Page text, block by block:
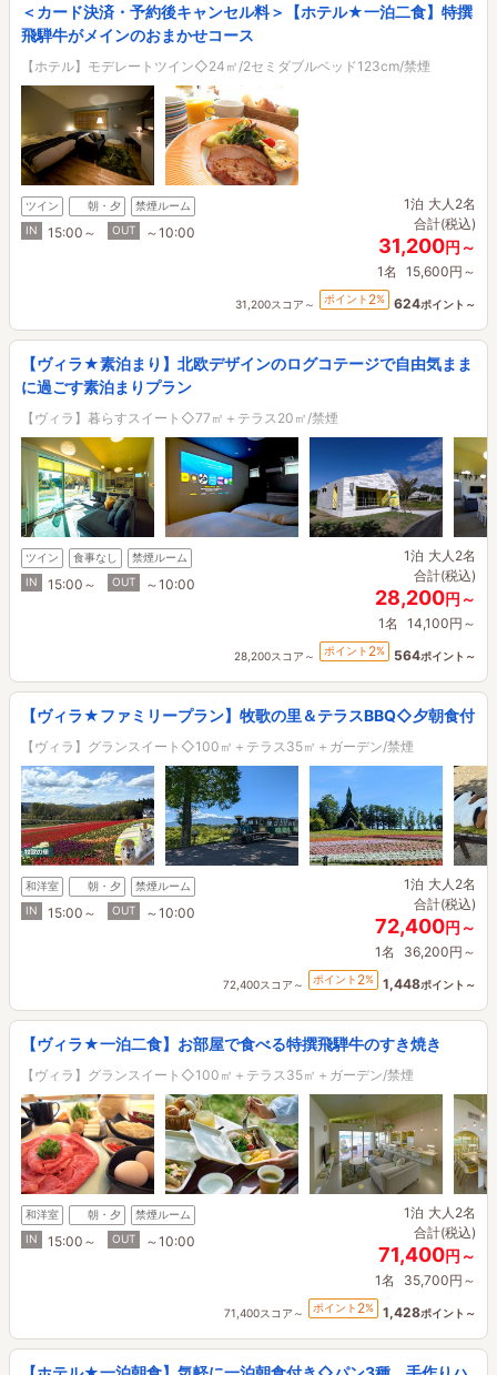
＜カード決済・予約後キャンセル料＞【ホテル★一泊二食】特撰
飛騨牛がメインのおまかせコース
【ホテル】モデレートツイン◇24㎡/2セミダブルベッド123cm/禁煙
ツイン 朝・夕
禁煙ルーム
IN
15:00～ OUT ～10:00
1泊 大人2名
合計(税込)
31,200円～
1名 15,600円～
31,200スコア～ ポイント 2% 624ポイント～
【ヴィラ★素泊まり】北欧デザインのログコテージで自由気まま
に過ごす素泊まりプラン
【ヴィラ】暮らすスイート◇77㎡＋テラス20㎡/禁煙
ツイン 食事なし
禁煙ルーム
IN
15:00～ OUT ～10:00
1泊 大人2名
合計(税込)
28,200円～
1名 14,100円～
28,200スコア～ ポイント 2% 564ポイント～
【ヴィラ★ファミリープラン】牧歌の里＆テラスBBQ◇夕朝食付
【ヴィラ】グランスイート◇100㎡＋テラス35㎡＋ガーデン/禁煙
和洋室 朝・夕
禁煙ルーム
IN
15:00～ OUT ～10:00
1泊 大人2名
合計(税込)
72,400円～
1名 36,200円～
72,400スコア～ ポイント 2% 1,448ポイント～
【ヴィラ★一泊二食】お部屋で食べる特撰飛騨牛のすき焼き
【ヴィラ】グランスイート◇100㎡＋テラス35㎡＋ガーデン/禁煙
和洋室 朝・夕
禁煙ルーム
IN
15:00～ OUT ～10:00
1泊 大人2名
合計(税込)
71,400円～
1名 35,700円～
71,400スコア～ ポイント 2% 1,428ポイント～